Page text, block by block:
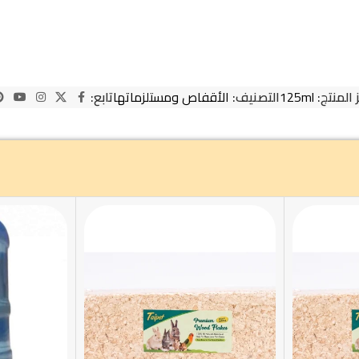
المنتج: 125mlالتصنيف: الأقفاص ومستلزماتهاتابع: